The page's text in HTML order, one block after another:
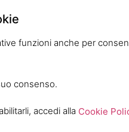
funzioni anche per
consenso.
accedi alla Cookie